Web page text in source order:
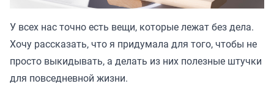
У всех нас точно есть вещи, которые лежат без дела.
Хочу рассказать, что я придумала для того, чтобы не
просто выкидывать, а делать из них полезные штучки
для повседневной жизни.